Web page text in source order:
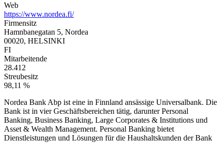
Web
https://www.nordea.fi/
Firmensitz
Hamnbanegatan 5, Nordea
00020, HELSINKI
FI
Mitarbeitende
28.412
Streubesitz
98,11 %
Nordea Bank Abp ist eine in Finnland ansässige Universalbank. Die
Bank ist in vier Geschäftsbereichen tätig, darunter Personal
Banking, Business Banking, Large Corporates & Institutions und
Asset & Wealth Management. Personal Banking bietet
Dienstleistungen und Lösungen für die Haushaltskunden der Bank